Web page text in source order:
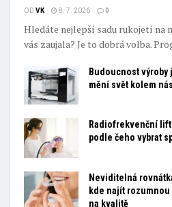
OD VK 8. 7. 2026 0
Hledáte nejlepší sadu rukojetí na
vás zaujala? Je to dobrá volba.
Budoucnost výroby
mění svět kolem nás
Radiofrekvenční
podle čeho vybrat
Neviditelná
kde najít
na kvalitě